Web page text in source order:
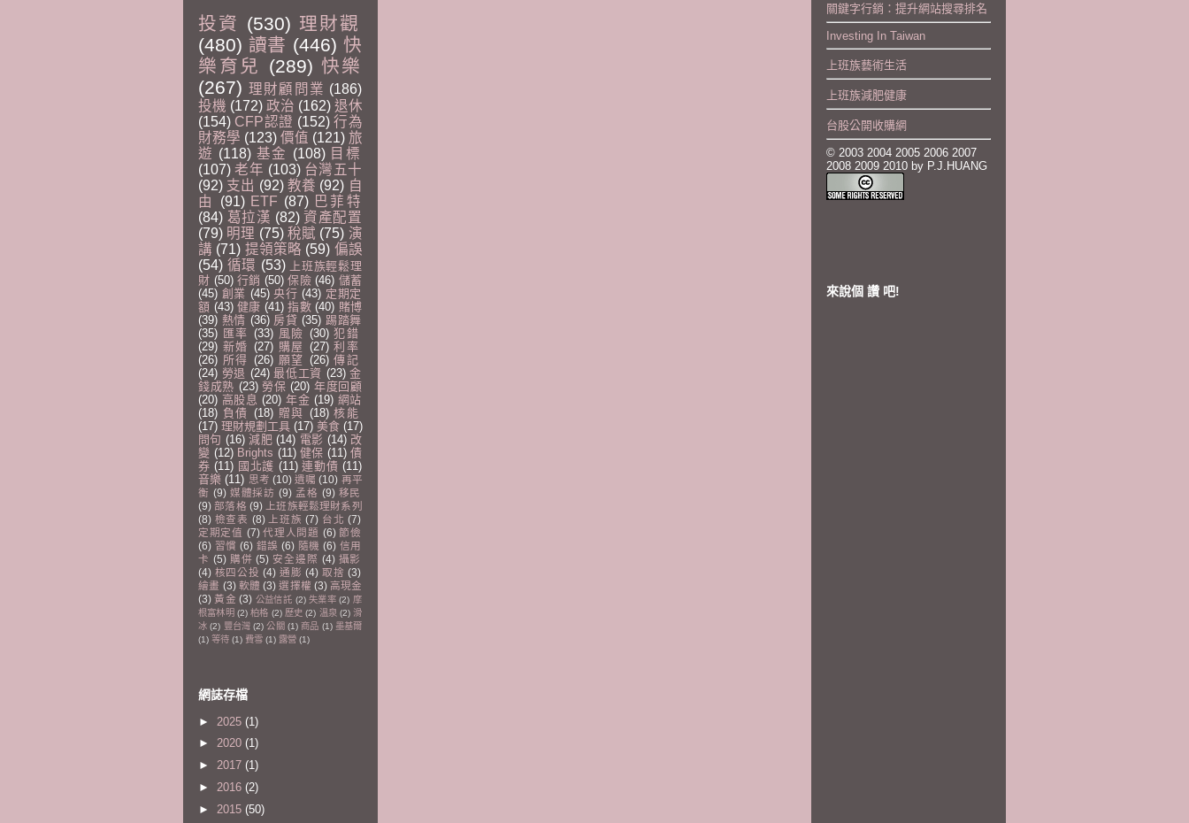
投資 (530) 理財觀
(480) 讀書 (446) 快
樂育兒
(289) 快樂
(267) 理財顧問業 (186)
投機 (172) 政治 (162) 退休
(154) CFP認證 (152) 行為
財務學 (123) 價值 (121) 旅
遊 (118) 基金 (108) 目標
(107) 老年 (103) 台灣五十
(92) 支出 (92) 教養 (92) 自
由
(91) ETF (87) 巴菲特
(84) 葛拉漢 (82) 資產配置
(79) 明理 (75) 稅賦 (75) 演
講 (71) 提領策略 (59) 偏誤
(54) 循環 (53)
上班族輕鬆理
財 (50) 行銷 (50) 保險 (46) 儲蓄
(45) 創業 (45) 央行 (43) 定期定
額 (43) 健康 (41) 指數 (40) 賭博
(39) 熱情 (36) 房貸 (35) 踢踏舞
(35) 匯率 (33) 風險 (30) 犯錯
(29) 新婚 (27) 購屋 (27) 利率
(26) 所得 (26) 願望 (26) 傳記
(24) 勞退 (24) 最低工資 (23) 金
錢成熟 (23) 勞保 (20) 年度回顧
(20) 高股息 (20) 年金 (19) 網站
(18) 負債 (18) 贈與 (18) 核能
(17) 理財規劃工具 (17) 美食 (17)
問句 (16) 減肥 (14) 電影 (14) 改
變 (12) Brights (11) 健保 (11) 債
券 (11) 國北護 (11) 連動債 (11)
音樂 (11) 思考 (10) 遺囑 (10) 再平
衡 (9) 媒體採訪 (9) 孟格 (9) 移民
(9) 部落格 (9)
上班族輕鬆理財系列
(8) 檢查表 (8) 上班族 (7) 台北 (7)
定期定值 (7) 代理人問題 (6) 節儉
(6) 習慣 (6) 錯誤 (6) 隨機 (6) 信用
卡 (5) 購併 (5) 安全邊際 (4) 攝影
(4) 核四公投 (4) 通膨 (4) 取捨 (3)
繪畫 (3) 軟體 (3) 選擇權 (3) 高現金
(3) 黃金 (3) 公益信託 (2) 失業率 (2) 摩
根富林明 (2) 柏格 (2) 歷史 (2) 溫泉 (2) 滑
冰 (2) 豐台灣 (2) 公關 (1) 商品 (1) 墨基爾
(1) 等待 (1) 費雪 (1) 露營 (1)
網誌存檔
► 2025 (1)
► 2020 (1)
► 2017 (1)
► 2016 (2)
► 2015 (50)
關鍵字行銷：提升網站搜尋排名
Investing In Taiwan
上班族藝術生活
上班族減肥健康
台股公開收購網
© 2003 2004 2005 2006 2007
2008 2009 2010 by P.J.HUANG
來說個 讚 吧!